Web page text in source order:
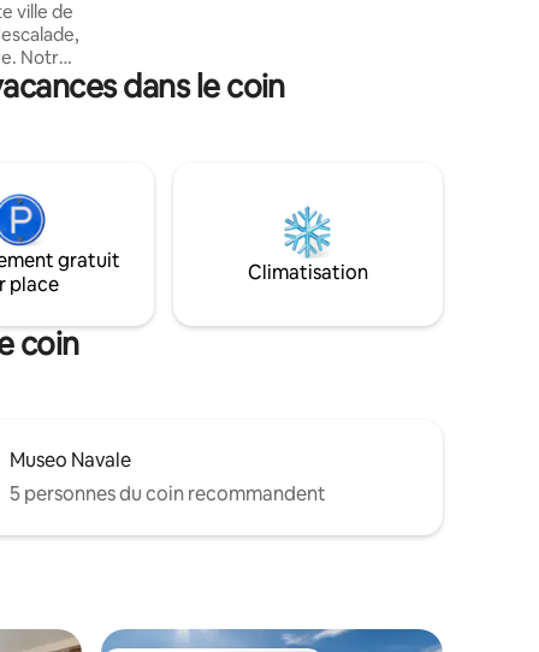
ville de
Notre
il n'y a
bus le
dans le coin
gratuit
place
Climatisation
coin
Museo Navale
5 personnes du coin recommandent